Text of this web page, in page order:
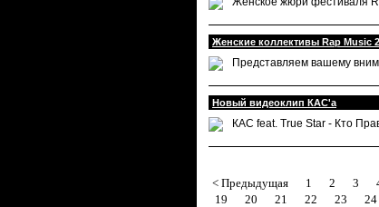
Женские коллективы Rap Music
Представляем вашему
Новый видеоклип КАС'а
КАС feat. True Star - Кто
< Предыдущая 1 2 3
19
20 21 22 23 24